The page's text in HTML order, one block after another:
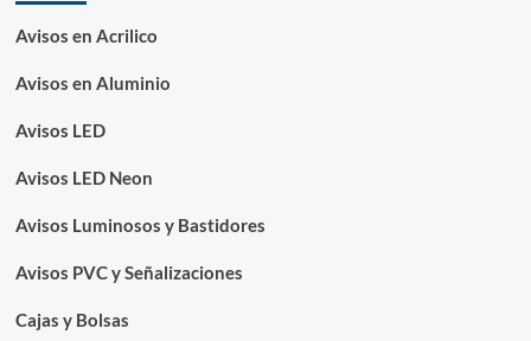
Avisos en Acrilico
Avisos en Aluminio
Avisos LED
Avisos LED Neon
Avisos Luminosos y Bastidores
Avisos PVC y Señalizaciones
Cajas y Bolsas